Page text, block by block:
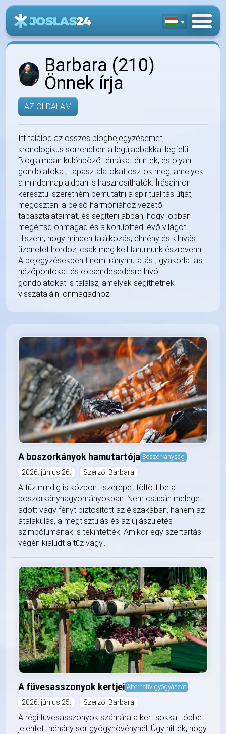
Barbara (210)
Önnek írja
AZ OLDALAM
Itt találod az összes blogbejegyzésemet,
kronologikus sorrendben a legújabbakkal legfelül.
Blogjaimban különböző témákat érintek, és olyan
gondolatokat, tapasztalatokat osztok meg, amelyek
a mindennapjaidban is hasznosíthatók. Írásaimon
keresztül szeretném bemutatni a spiritualitás útját,
megosztani a belső harmóniához vezető
tapasztalataimat, és segíteni abban, hogy jobban
megértsd önmagad és a körülötted lévő világot.
Hiszem, hogy minden találkozás, élmény és kihívás
üzenetet hordoz, csak meg kell tanulnunk észrevenni.
A bejegyzésekben finom iránymutatást, gyakorlatias
nézőpontokat és elcsendesedésre hívó
gondolatokat is találsz, amelyek segíthetnek
visszatalálni önmagadhoz.
A boszorkányok hamutartója Boszorkányság
2026. június 26. Szerző: Barbara
A tűz mindig is központi szerepet töltött be a
boszorkányhagyományokban. Nem csupán meleget
adott vagy fényt biztosított az éjszakában, hanem az
átalakulás, a megtisztulás és az újjászületés
szimbólumának is tekintették. Amikor egy szertartás
végén kialudt a tűz vagy...
A füvesasszonyok kertjei Alternatív gyógyászat
2026. június 25. Szerző: Barbara
A régi füvesasszonyok számára a kert sokkal többet
jelentett néhány sor gyógynövénynél. Úgy hitték, hogy